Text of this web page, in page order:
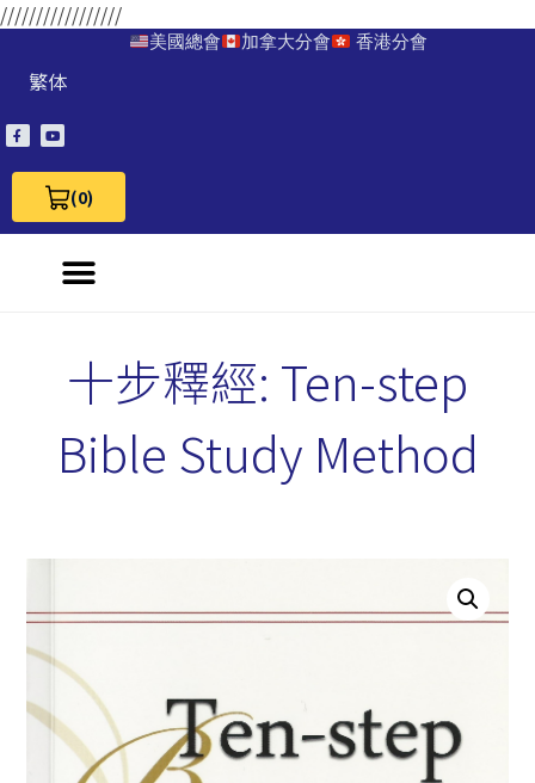
/////////////////
美國總會 加拿大分會 香港分會
繁体
(0)
View Cart 0
十步釋經: Ten-step
Bible Study Method